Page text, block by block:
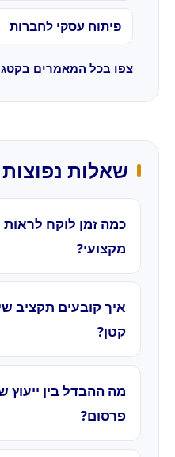
פיתוח עסקי לחברות
צפו בכל המאמרים
שאלות נפוצות
כמה זמן לוקח לראות
מקצועי?
איך קובעים תקציב
קטן?
מה ההבדל בין ייעוץ
פרסום?